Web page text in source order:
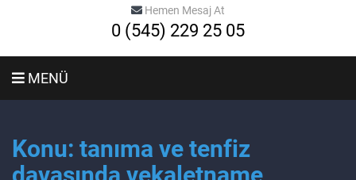
Hemen Mesaj At
0 (545) 229 25 05
MENÜ
Konu: tanıma ve tenfiz